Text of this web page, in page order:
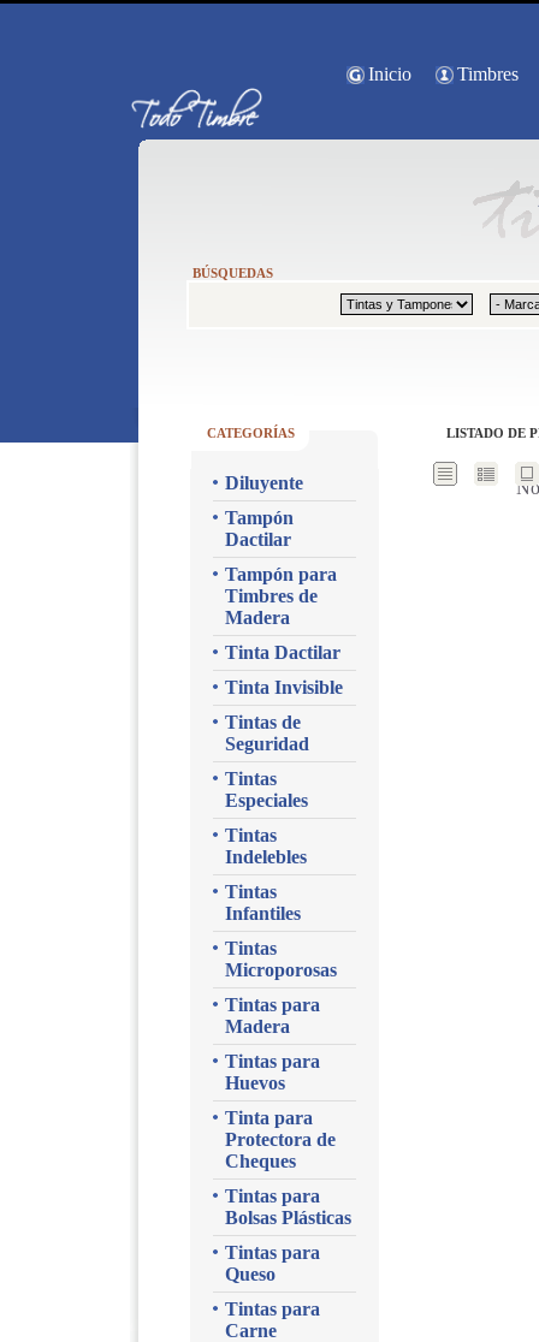
Inicio Timbres
BÚSQUEDAS
CATEGORÍAS
Diluyente
Tampón
Dactilar
Tampón para
Timbres de
Madera
Tinta Dactilar
Tinta Invisible
Tintas de
Seguridad
Tintas
Especiales
Tintas
Indelebles
Tintas
Infantiles
Tintas
Microporosas
Tintas para
Madera
Tintas para
Huevos
Tinta para
Protectora de
Cheques
Tintas para
Bolsas Plásticas
Tintas para
Queso
Tintas para
Carne
LISTADO DE